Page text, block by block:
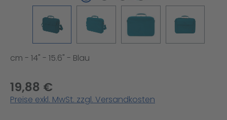
cm - 14" - 15.6" - Blau
19,88 €
Preise exkl. MwSt. zzgl. Versandkosten